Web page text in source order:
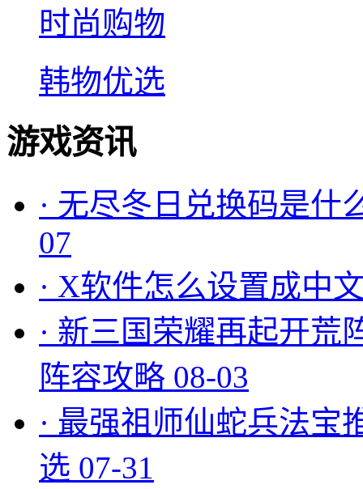
时尚购物
韩物优选
游戏资讯
· 无尽冬日兑换码是什
07
· X软件怎么设置成中
· 新三国荣耀再起开荒
阵容攻略 08-03
· 最强祖师仙蛇兵法宝
选 07-31